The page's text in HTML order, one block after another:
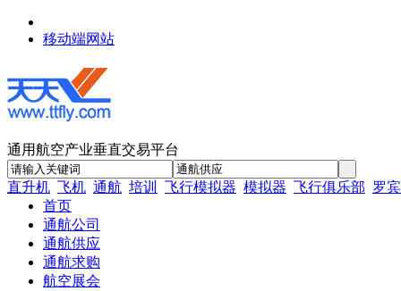
移动端网站
通用航空产业垂直交易平台
直升机 飞机 通航 培训 飞行模拟器 模拟器 飞行俱乐部 罗
首页
通航公司
通航供应
通航求购
航空展会